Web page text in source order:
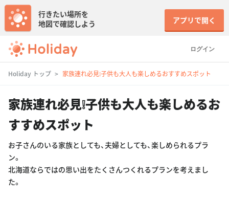
ログイン
行きたい場所を
地図で確認しよう
アプリで開く
Holiday トップ 家族連れ必見❕子供も大人も楽しめるおすすめスポット
家族連れ必見❕子供も大人も楽しめるお
すすめスポット
お子さんのいる家族としても、夫婦としても、楽しめられるプラ
ン。
北海道ならではの思い出をたくさんつくれるプランを考えまし
た。